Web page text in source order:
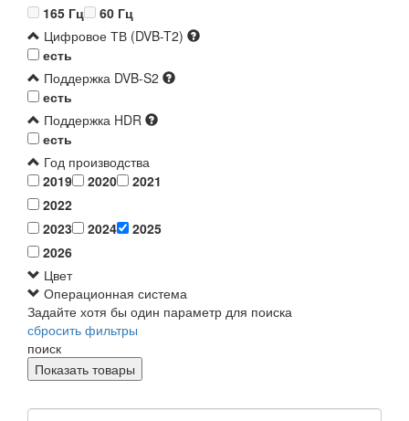
165 Гц
60 Гц
Цифровое ТВ (DVB-T2)
есть
Поддержка DVB-S2
есть
Поддержка HDR
есть
Год производства
2019
2020
2021
2022
2023
2024
2025
2026
Цвет
Операционная система
Задайте хотя бы один параметр для поиска
сбросить фильтры
поиск